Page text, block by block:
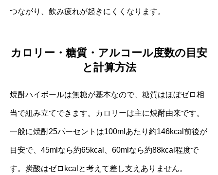
つながり、飲み疲れが起きにくくなります。
カロリー・糖質・アルコール度数の目安
と計算方法
焼酎ハイボールは無糖が基本なので、糖質はほぼゼロ相
当で組み立てできます。カロリーは主に焼酎由来です。
一般に焼酎25パーセントは100mlあたり約146kcal前後が
目安で、45mlなら約65kcal、60mlなら約88kcal程度で
す。炭酸はゼロkcalと考えて差し支えありません。